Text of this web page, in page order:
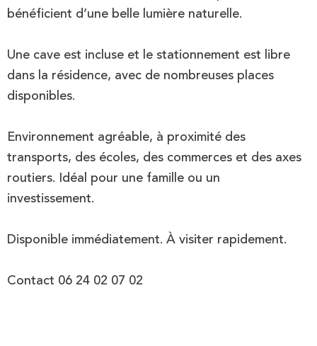
bénéficient d’une belle lumière naturelle.
Une cave est incluse et le stationnement est libre
dans la résidence, avec de nombreuses places
disponibles.
Environnement agréable, à proximité des
transports, des écoles, des commerces et des axes
routiers. Idéal pour une famille ou un
investissement.
Disponible immédiatement. À visiter rapidement.
Contact 06 24 02 07 02